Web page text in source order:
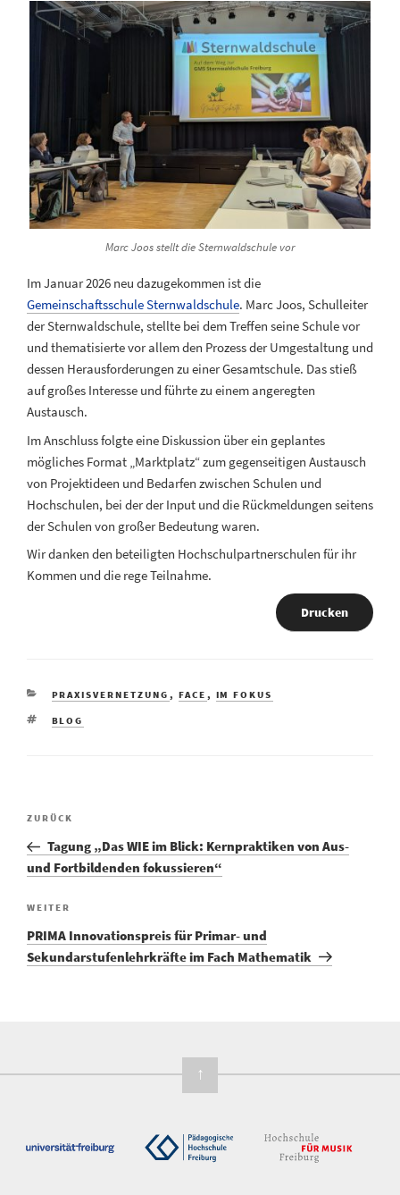
Marc Joos stellt die Sternwaldschule vor
Im Januar 2026 neu dazugekommen ist die
Gemeinschaftsschule Sternwaldschule. Marc Joos, Schulleiter
der Sternwaldschule, stellte bei dem Treffen seine Schule vor
und thematisierte vor allem den Prozess der Umgestaltung und
dessen Herausforderungen zu einer Gesamtschule. Das stieß
auf großes Interesse und führte zu einem angeregten
Austausch.
Im Anschluss folgte eine Diskussion über ein geplantes
mögliches Format „Marktplatz“ zum gegenseitigen Austausch
von Projektideen und Bedarfen zwischen Schulen und
Hochschulen, bei der der Input und die Rückmeldungen seitens
der Schulen von großer Bedeutung waren.
Wir danken den beteiligten Hochschulpartnerschulen für ihr
Kommen und die rege Teilnahme.
Drucken
PRAXISVERNETZUNG , FACE , IM FOKUS
BLOG
ZURÜCK
Tagung „Das WIE im Blick: Kernpraktiken von Aus-
und Fortbildenden fokussieren“
WEITER
PRIMA Innovationspreis für Primar- und
Sekundarstufenlehrkräfte im Fach Mathematik
↑